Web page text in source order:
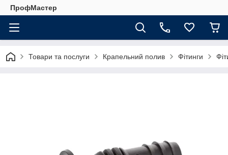
ПрофМастер
Товари та послуги Крапельний полив Фітинги